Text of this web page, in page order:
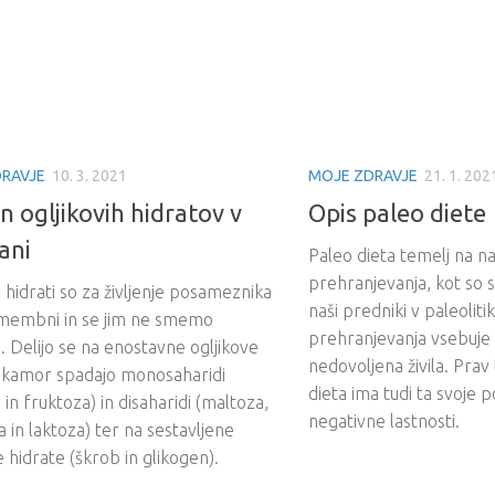
10. 3. 2021
ogljikovih hidratov v
hidrati so za življenje posameznika
in se jim ne smemo
Delijo se na enostavne ogljikove
spadajo monosaharidi
in fruktoza) in disaharidi (maltoza,
in laktoza) ter na sestavljene
hidrate (škrob in glikogen).
MOJE ZDRAVJE 21. 1.
Opis paleo diete
Paleo dieta temelj na
prehranjevanja, kot so
naši predniki v
prehranjevanja
nedovoljena živila.
dieta ima tudi ta svoje
negativne lastnosti.